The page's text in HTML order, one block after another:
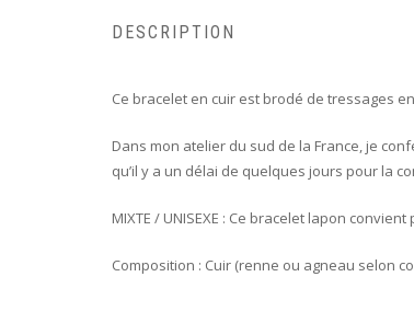
DESCRIPTION
Ce bracelet en cuir est brodé de tressages
Dans mon atelier du sud de la France, je
qu’il y a un délai de quelques jours pour la
MIXTE / UNISEXE : Ce bracelet lapon
Composition : Cuir (renne ou agneau selon